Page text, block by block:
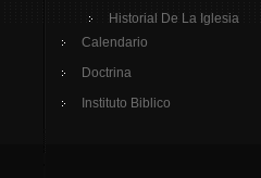
Historial De La Iglesia
Calendario
Doctrina
Instituto Biblico